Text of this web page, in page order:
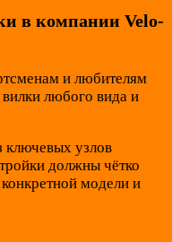
в компании Velo-
и любителям
любого вида и
ключевых узлов
должны чётко
модели и